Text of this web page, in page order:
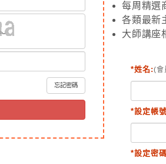
忘記密碼
每周精選
各類最新
大師講座
*姓名:(會
*設定帳
*設定密